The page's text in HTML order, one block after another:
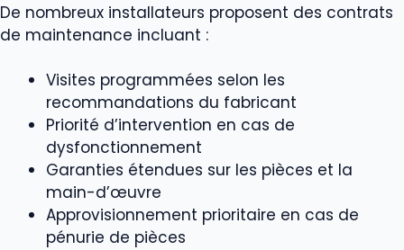
De nombreux installateurs proposent des contrats
de maintenance incluant :
Visites programmées selon les
recommandations du fabricant
Priorité d’intervention en cas de
dysfonctionnement
Garanties étendues sur les pièces et la
main-d’œuvre
Approvisionnement prioritaire en cas de
pénurie de pièces